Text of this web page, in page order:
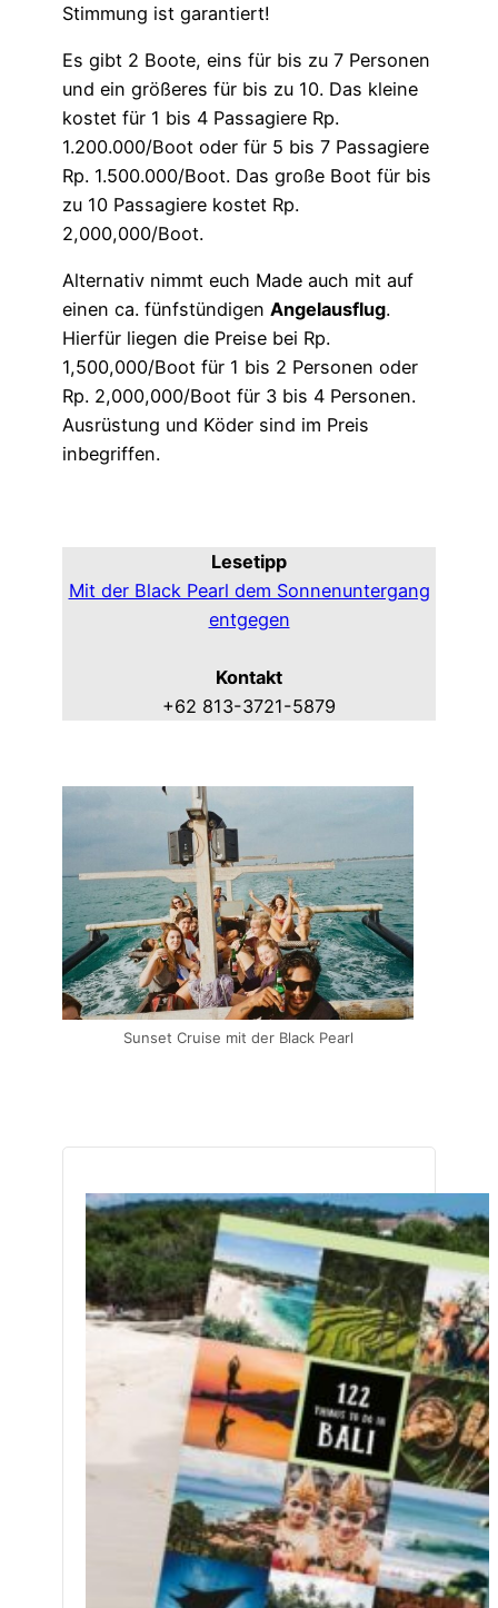
Stimmung ist garantiert!
Es gibt 2 Boote, eins für bis zu 7 Personen
und ein größeres für bis zu 10. Das kleine
kostet für 1 bis 4 Passagiere Rp.
1.200.000/Boot oder für 5 bis 7 Passagiere
Rp. 1.500.000/Boot. Das große Boot für bis
zu 10 Passagiere kostet Rp.
2,000,000/Boot.
Alternativ nimmt euch Made auch mit auf
einen ca. fünfstündigen Angelausflug.
Hierfür liegen die Preise bei Rp.
1,500,000/Boot für 1 bis 2 Personen oder
Rp. 2,000,000/Boot für 3 bis 4 Personen.
Ausrüstung und Köder sind im Preis
inbegriffen.
Lesetipp
Mit der Black Pearl dem Sonnenuntergang
entgegen
Kontakt
+62 813-3721-5879
Sunset Cruise mit der Black Pearl